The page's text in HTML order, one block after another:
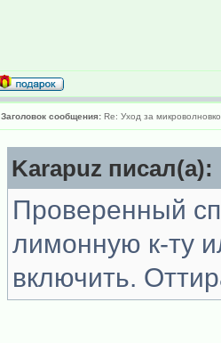
Заголовок сообщения: Re: Уход за
Karapuz писал(а):
Проверенный
лимонную к-ту
включить.